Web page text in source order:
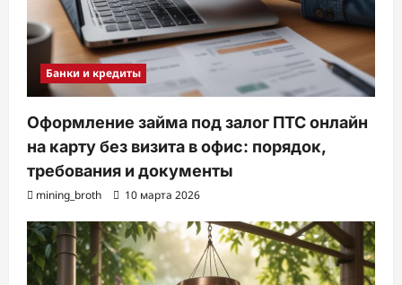
Банки и кредиты
Оформление займа под залог ПТС онлайн
на карту без визита в офис: порядок,
требования и документы
mining_broth 10 марта 2026